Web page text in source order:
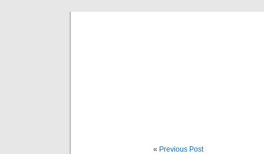
« Previous Post